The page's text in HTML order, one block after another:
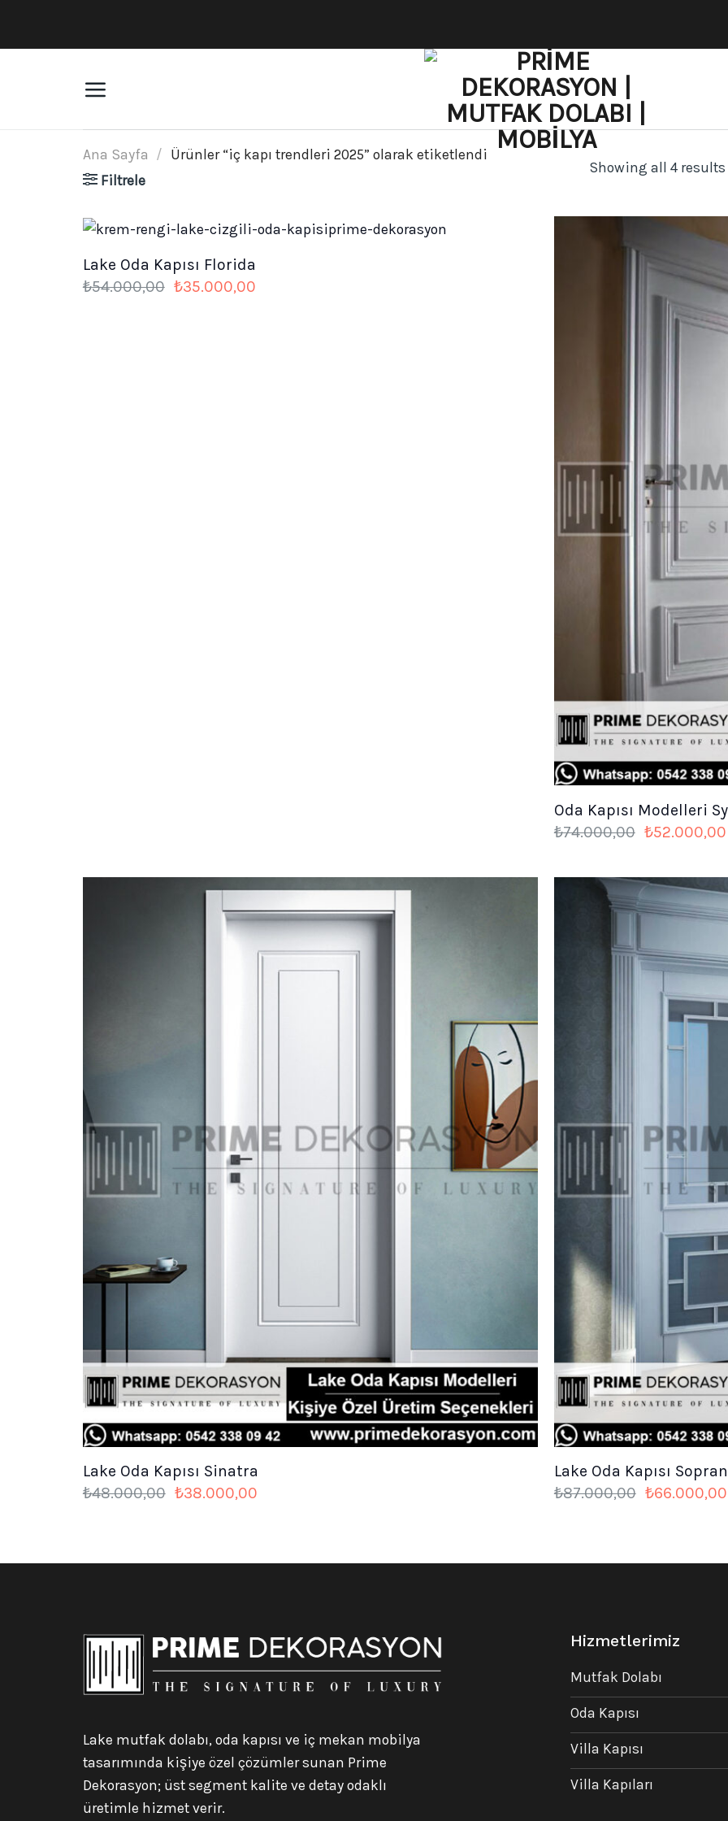
Ana Sayfa / Ürünler “iç kapı trendleri 2025” olarak etiketlendi
Filtrele
Showing all 4 results
Lake Oda Kapısı Florida
₺54.000,00 Orijinal
₺35.000,00Şu
Oda Kapısı Modelleri
₺74.000,00 Orijinal
₺52.000,00
Lake Oda Kapısı Sinatra
₺48.000,00 Orijinal
₺38.000,00Şu
Lake Oda Kapısı
₺87.000,00 Orijinal
₺66.000,00
Lake mutfak dolabı, oda kapısı ve iç mekan mobilya
tasarımında kişiye özel çözümler sunan Prime
Dekorasyon; üst segment kalite ve detay odaklı
üretimle hizmet verir.
Hizmetlerimiz
Mutfak Dolabı
Oda Kapısı
Villa Kapısı
Villa Kapıları